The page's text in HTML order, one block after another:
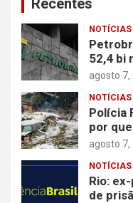
NOTÍCIAS
52,4 bi
agosto 7,
NOTÍCIAS
Polícia
por
agosto 7,
NOTÍCIAS
Rio:
de